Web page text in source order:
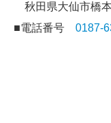
秋田県大仙市橋
■電話番号 0187-